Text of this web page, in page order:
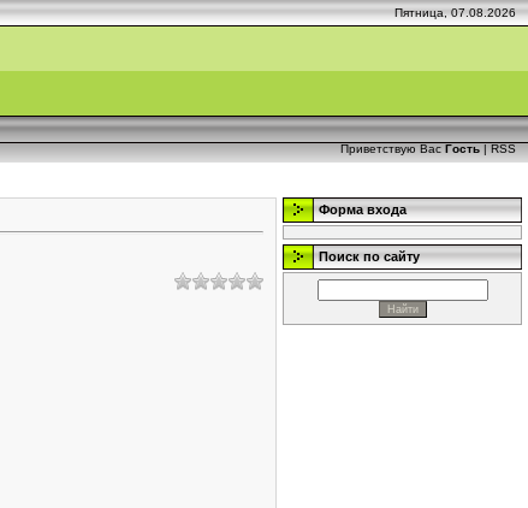
Пятница, 07.08.2026
Приветствую Вас Гость | RSS
Форма входа
Поиск по сайту